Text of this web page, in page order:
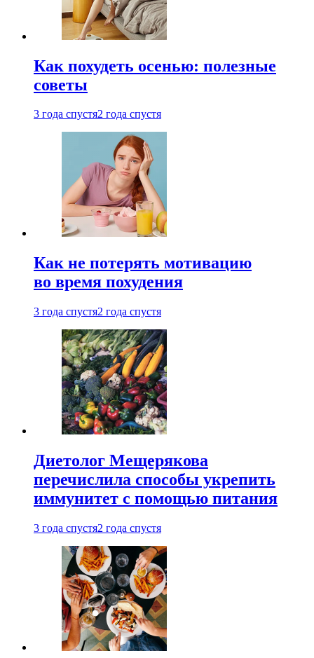
Как похудеть осенью: полезные
советы
3 года спустя2 года спустя
Как не потерять мотивацию
во время похудения
3 года спустя2 года спустя
Диетолог Мещерякова
перечислила способы укрепить
иммунитет с помощью питания
3 года спустя2 года спустя